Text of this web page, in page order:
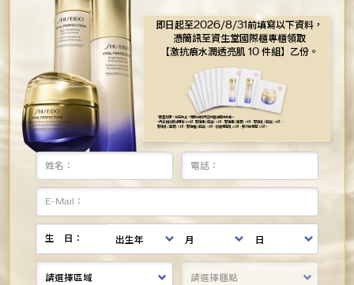
即日起至2026/8/31前填寫以下資料，
憑簡訊至資生堂國際櫃專櫃領取
【激抗痕水潤透亮肌 10 件組】乙份。
*數量有限，兌完為止，體驗兌換內容依櫃台提供為準。
*內含激抗痕試用包 10 份 : 緊緻露 (輕盈) 1 份、緊緻露 (豐潤) 1 份、緊緻乳 (輕盈) 1 份、
緊緻乳 (豐潤) 1 份、緊緻霜 (輕盈) 1 份、抗皺精華乳 2 份、彈力帶精華 3 份。